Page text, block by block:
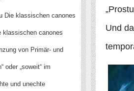
Und
Die klassischen canones
klassischen canones
von Primär- und
oder „soweit“ im
und unechte